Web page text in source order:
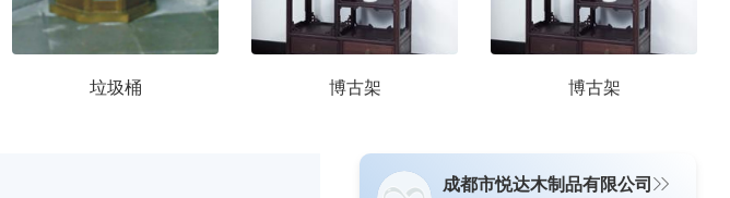
垃圾桶 博古架 博古架
成都市悦达木制品有限公司